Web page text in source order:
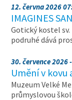
12. června 2026
IMAGINES
Gotický kostel
podruhé dává
30. července 2026
Umění v kovu
Muzeum Velké
průmyslovou